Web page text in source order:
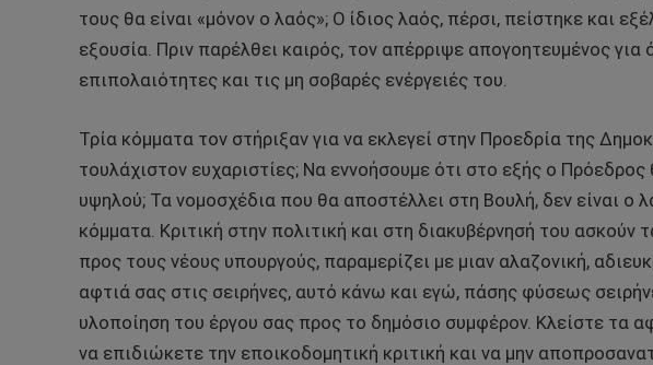
τους θα είναι «μόνον ο λαός»; Ο ίδιος λαός, πέρσι, πείστηκε και
εξουσία. Πριν παρέλθει καιρός, τον απέρριψε απογοητευμένος για
επιπολαιότητες και τις μη σοβαρές ενέργειές του.
Τρία κόμματα τον στήριξαν για να εκλεγεί στην Προεδρία της
τουλάχιστον ευχαριστίες; Να εννοήσουμε ότι στο εξής ο
υψηλού; Τα νομοσχέδια που θα αποστέλλει στη Βουλή, δεν είναι ο
κόμματα. Κριτική στην πολιτική και στη διακυβέρνησή του ασκούν
προς τους νέους υπουργούς, παραμερίζει με μιαν αλαζονική,
αφτιά σας στις σειρήνες, αυτό κάνω και εγώ, πάσης φύσεως
υλοποίηση του έργου σας προς το δημόσιο συμφέρον. Κλείστε τα
να επιδιώκετε την εποικοδομητική κριτική και να μην